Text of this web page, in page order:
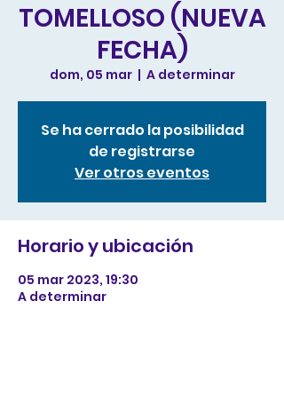
TOMELLOSO (NUEVA
FECHA)
dom, 05 mar
  |
A determinar
Se ha cerrado la posibilidad
de registrarse
Ver otros eventos
Horario y ubicación
05 mar 2023, 19:30
A determinar